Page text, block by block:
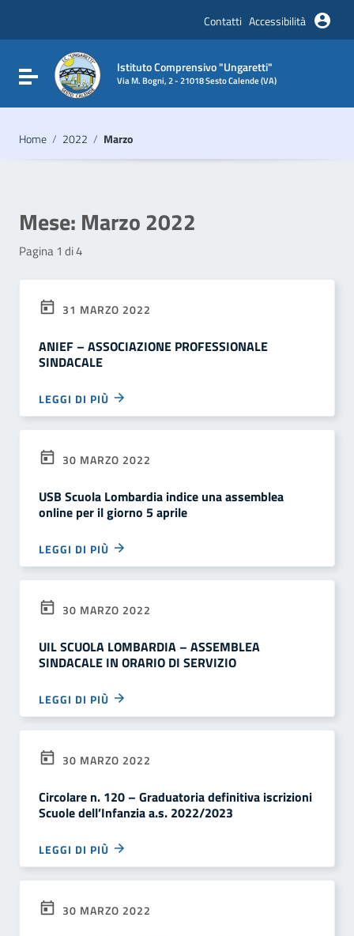
Vai al footer
Contatti Accessibilità
Attiva / disattiva la navigazione
Istituto Comprensivo "Ungaretti"
Via M. Bogni, 2 - 21018 Sesto Calende (VA)
Home / 2022 / Marzo
Mese: Marzo 2022
Pagina 1 di 4
31 MARZO 2022
ANIEF – ASSOCIAZIONE PROFESSIONALE
SINDACALE
LEGGI DI PIÙ
30 MARZO 2022
USB Scuola Lombardia indice una assemblea
online per il giorno 5 aprile
LEGGI DI PIÙ
30 MARZO 2022
UIL SCUOLA LOMBARDIA – ASSEMBLEA
SINDACALE IN ORARIO DI SERVIZIO
LEGGI DI PIÙ
30 MARZO 2022
Circolare n. 120 – Graduatoria definitiva iscrizioni
Scuole dell’Infanzia a.s. 2022/2023
LEGGI DI PIÙ
30 MARZO 2022